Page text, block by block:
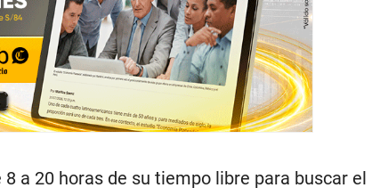
a 20 horas de su tiempo libre para buscar el